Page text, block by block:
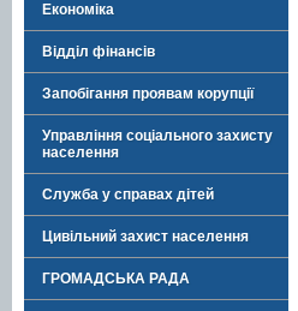
Економіка
Відділ фінансів
Запобігання проявам корупції
Управління соціального захисту
населення
Служба у справах дітей
Цивільний захист населення
ГРОМАДСЬКА РАДА